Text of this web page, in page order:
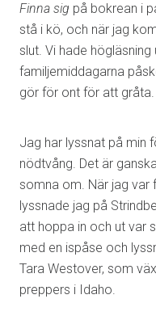
Finna sig på bokrean i
stå i kö, och när jag
slut. Vi hade
familjemiddagarna
gör för ont för att gråta.
Jag har lyssnat på min
nödtvång. Det är
somna om. När jag var
lyssnade jag på
att hoppa in och ut var
med en ispåse och
Tara Westover, som
preppers i Idaho.